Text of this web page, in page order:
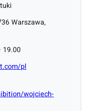
Warszawa,
19.00
pl
wojciech-